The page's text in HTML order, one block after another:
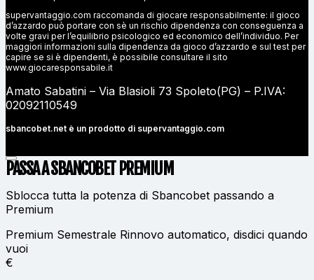
supervantaggio.com raccomanda di giocare responsabilmente: il gioco
d’azzardo può portare con sè un rischio dipendenza con conseguenza a
volte gravi per l’equilibrio psicologico ed economico dell’individuo. Per
maggiori informazioni sulla dipendenza da gioco d’azzardo e sul test per
capire se si è dipendenti, è possibile consultare il sito
www.giocaresponsabile.it
Amato Sabatini – Via Blasioli 73 Spoleto(PG) – P.IVA:
02092110549
sbancobet.net è un prodotto di supervantaggio.com
PASSA A SBANCOBET PREMIUM
Sblocca tutta la potenza di Sbancobet passando a
Premium
Premium Semestrale Rinnovo automatico, disdici quando
vuoi
€